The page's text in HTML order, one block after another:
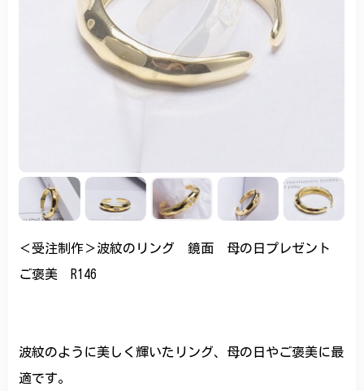
＜受注制作＞波紋のリング 鏡面 母の日プレゼント
ご褒美 R146
波紋のように美しく輝いたリング、母の日やご褒美に最
適です。